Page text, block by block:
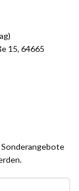
15, 64665